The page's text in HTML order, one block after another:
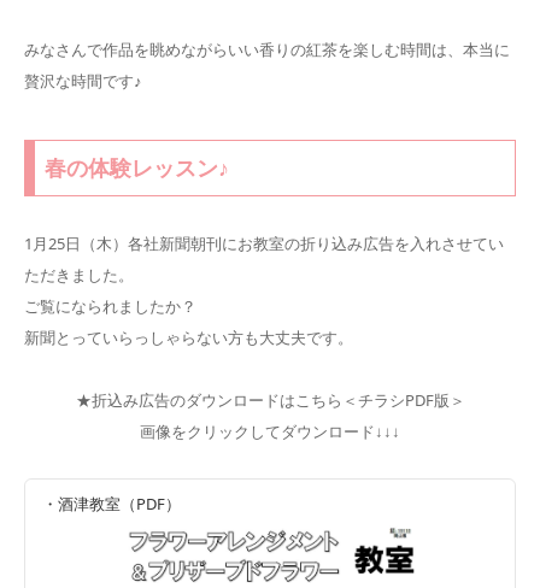
みなさんで作品を眺めながらいい香りの紅茶を楽しむ時間は、本当に
贅沢な時間です♪
春の体験レッスン♪
1月25日（木）各社新聞朝刊にお教室の折り込み広告を入れさせてい
ただきました。
ご覧になられましたか？
新聞とっていらっしゃらない方も大丈夫です。
★折込み広告のダウンロードはこちら＜チラシPDF版＞
画像をクリックしてダウンロード↓↓↓
・酒津教室（PDF）